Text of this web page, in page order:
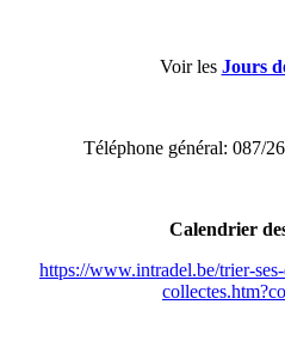
Voir les Jours
Téléphone général: 087/
Calendrier
https://www.intradel.be/trier-